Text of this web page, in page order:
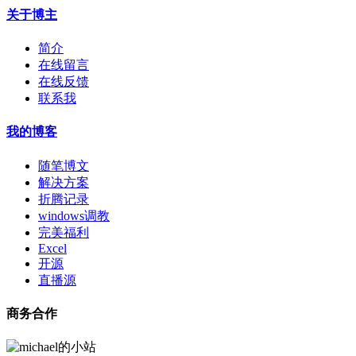
关于博主
简介
在线留言
在线反馈
联系我
我的博客
随笔博文
解决方案
折腾记录
windows调教
完美福利
Excel
开源
直播源
商务合作